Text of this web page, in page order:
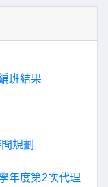
班結果
規劃
年度第2次代理